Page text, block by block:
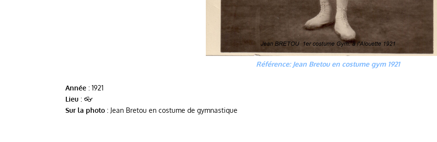
Référence: Jean Bretou en costume gym 1921
Année : 1921
Lieu : 👓
Sur la photo : Jean Bretou en costume de gymnastique